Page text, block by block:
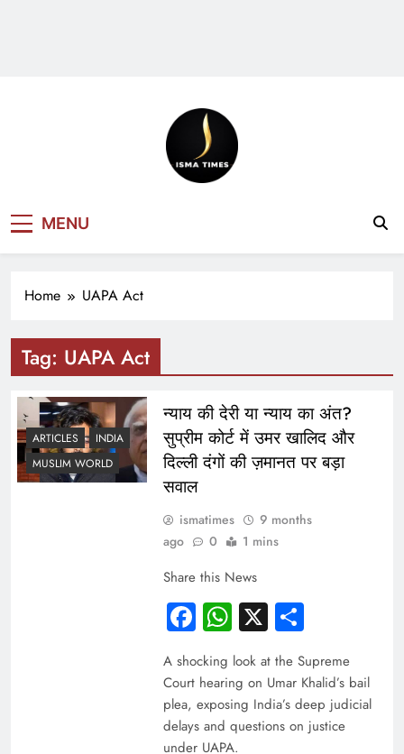
NEWS
MENU
Home UAPA Act
Tag: UAPA Act
ARTICLES
INDIA
MUSLIM WORLD
न्याय की देरी या न्याय का अंत?
सुप्रीम कोर्ट में उमर खालिद और
दिल्ली दंगों की ज़मानत पर बड़ा
सवाल
ismatimes
9 months
ago
0 1 mins
Share this News
Facebook
WhatsApp
X Share
A shocking look at the Supreme
Court hearing on Umar Khalid’s bail
plea, exposing India’s deep judicial
delays and questions on justice
under UAPA.